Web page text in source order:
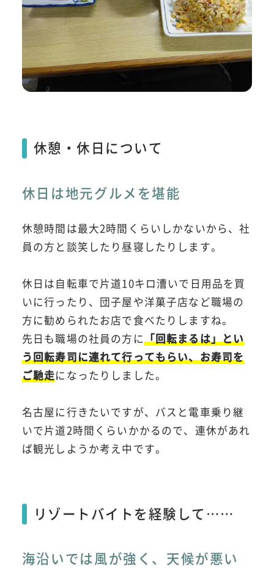
休憩・休日について
休日は地元グルメを堪能
休憩時間は最大2時間くらいしかないから、社
員の方と談笑したり昼寝したりします。
休日は自転車で片道10キロ漕いで日用品を買
いに行ったり、団子屋や洋菓子店など職場の
方に勧められたお店で食べたりしますね。
先日も職場の社員の方に「回転まるは」とい
う回転寿司に連れて行ってもらい、お寿司を
ご馳走になったりしました。
名古屋に行きたいですが、バスと電車乗り継
いで片道2時間くらいかかるので、連休があれ
ば観光しようか考え中です。
リゾートバイトを経験して……
海沿いでは風が強く、天候が悪い